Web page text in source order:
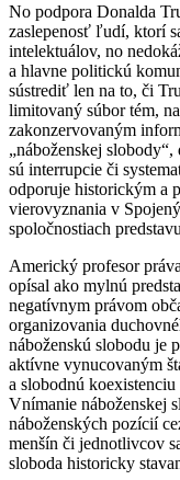
No podpora Donalda
zaslepenosť ľudí, ktorí
intelektuálov, no
a hlavne politickú
sústrediť len na to, či
limitovaný súbor tém,
zakonzervovaným
„náboženskej
sú interrupcie či
odporuje historickým a
vierovyznania v
spoločnostiach
Americký profesor
opísal ako mylnú
negatívnym právom
organizovania
náboženskú slobodu je
aktívne vynucovaným
a slobodnú
Vnímanie náboženskej
náboženských pozícií
menšín či jednotlivcov
sloboda historicky